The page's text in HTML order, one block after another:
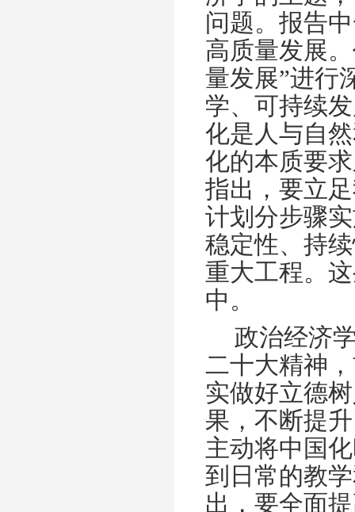
问题。报告
高质量发展
量发展”进行
学、可持续
化是人与自
化的本质要
指出，要立
计划分步骤
稳定性、持
重大工程。
中。
政治经济
二十大精神
实做好立德
果，不断提
主动将中国
到日常的教
出，要全面